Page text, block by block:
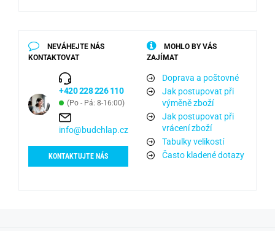
NEVÁHEJTE NÁS
KONTAKTOVAT
+420 228 226 110
(Po - Pá: 8-16:00)
info@budchlap.cz
KONTAKTUJTE NÁS
MOHLO BY VÁS
ZAJÍMAT
Doprava a poštovné
Jak postupovat při
výměně zboží
Jak postupovat při
vrácení zboží
Tabulky velikostí
Často kladené dotazy